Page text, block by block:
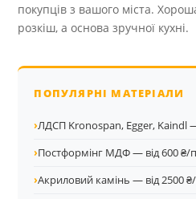
покупців з вашого міста.
розкіш, а основа зручної кухні.
ПОПУЛЯРНІ МАТЕРІАЛИ
›ЛДСП Kronospan, Egger, Kaindl
›Постформінг МДФ — від 600 ₴/
›Акриловий камінь — від 2500